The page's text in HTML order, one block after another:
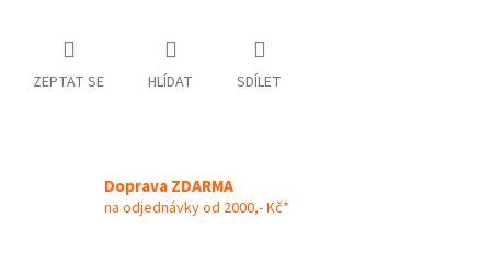
ZEPTAT SE HLÍDAT SDÍLET
Doprava ZDARMA
na odjednávky od 2000,- Kč*